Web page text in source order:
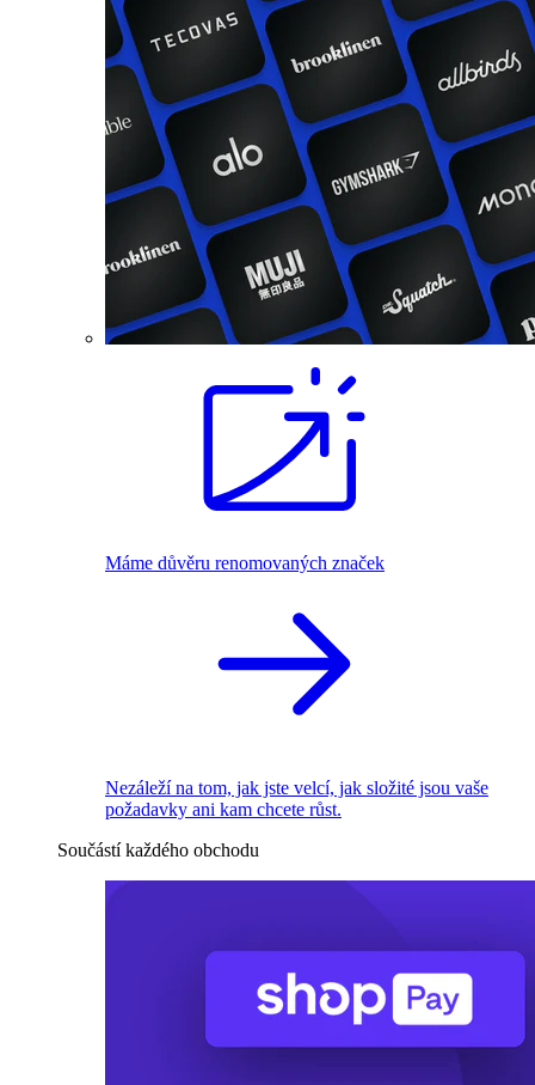
Máme důvěru renomovaných značek
Nezáleží na tom, jak jste velcí, jak složité jsou vaše
požadavky ani kam chcete růst.
Součástí každého obchodu